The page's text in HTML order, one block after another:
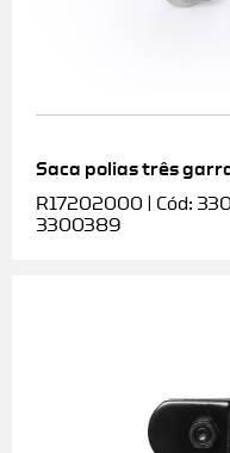
Saca polias três
R17202000 | Cód:
3300389